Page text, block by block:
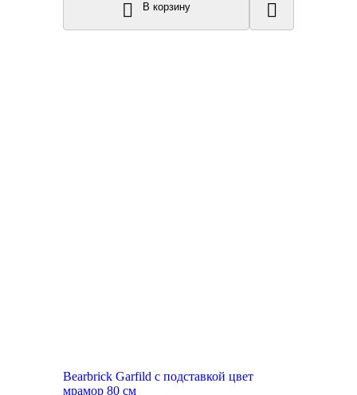
В корзину
Bearbrick Garfild с подставкой цвет
мрамор 80 см